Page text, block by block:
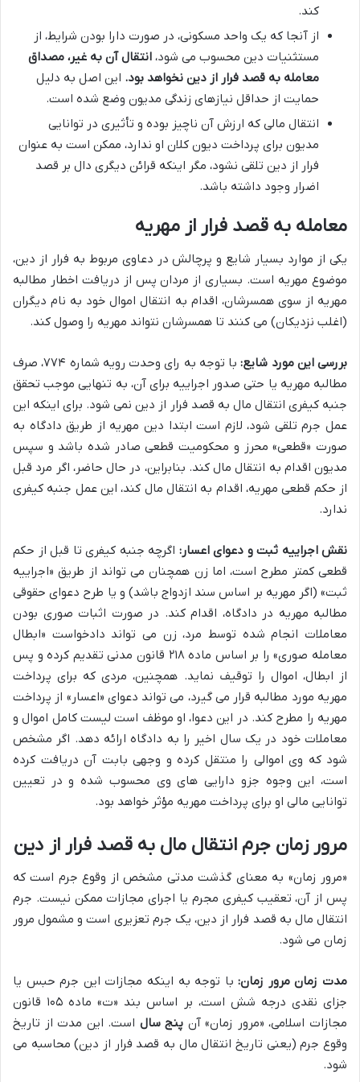
کند.
از آنجا که یک واحد مسکونی، در صورت دارا بودن شرایط، از
مستثنیات دین محسوب می شود، انتقال آن به غیر، مصداق
معامله به قصد فرار از دین نخواهد بود. این اصل به دلیل
حمایت از حداقل نیازهای زندگی مدیون وضع شده است.
انتقال مالی که ارزش آن ناچیز بوده و تأثیری در توانایی
مدیون برای پرداخت دیون کلان او ندارد، ممکن است به عنوان
فرار از دین تلقی نشود، مگر اینکه قرائن دیگری دال بر قصد
اضرار وجود داشته باشد.
معامله به قصد فرار از مهریه
یکی از موارد بسیار شایع و پرچالش در دعاوی مربوط به فرار از دین،
موضوع مهریه است. بسیاری از مردان پس از دریافت اخطار مطالبه
مهریه از سوی همسرشان، اقدام به انتقال اموال خود به نام دیگران
(اغلب نزدیکان) می کنند تا همسرشان نتواند مهریه را وصول کند.
بررسی این مورد شایع:
با توجه به رای وحدت رویه شماره ۷۷۴، صرف
مطالبه مهریه یا حتی صدور اجراییه برای آن، به تنهایی موجب تحقق
جنبه کیفری انتقال مال به قصد فرار از دین نمی شود. برای اینکه این
عمل جرم تلقی شود، لازم است ابتدا دین مهریه از طریق دادگاه به
صورت «قطعی» محرز و محکومیت قطعی صادر شده باشد و سپس
مدیون اقدام به انتقال مال کند. بنابراین، در حال حاضر، اگر مرد قبل
از حکم قطعی مهریه، اقدام به انتقال مال کند، این عمل جنبه کیفری
ندارد.
نقش اجراییه ثبت و دعوای اعسار: اگرچه جنبه کیفری تا قبل از حکم
قطعی کمتر مطرح است، اما زن همچنان می تواند از طریق «اجراییه
ثبت» (اگر مهریه بر اساس سند ازدواج باشد) و یا طرح دعوای حقوقی
مطالبه مهریه در دادگاه، اقدام کند. در صورت اثبات صوری بودن
معاملات انجام شده توسط مرد، زن می تواند دادخواست «ابطال
معامله صوری» را بر اساس ماده ۲۱۸ قانون مدنی تقدیم کرده و پس
از ابطال، اموال را توقیف نماید. همچنین، مردی که برای پرداخت
مهریه مورد مطالبه قرار می گیرد، می تواند دعوای «اعسار» از پرداخت
مهریه را مطرح کند. در این دعوا، او موظف است لیست کامل اموال و
معاملات خود در یک سال اخیر را به دادگاه ارائه دهد. اگر مشخص
شود که وی اموالی را منتقل کرده و وجهی بابت آن دریافت کرده
است، این وجوه جزو دارایی های وی محسوب شده و در تعیین
توانایی مالی او برای پرداخت مهریه مؤثر خواهد بود.
مرور زمان جرم انتقال مال به قصد فرار از دین
«مرور زمان» به معنای گذشت مدتی مشخص از وقوع جرم است که
پس از آن، تعقیب کیفری مجرم یا اجرای مجازات ممکن نیست. جرم
انتقال مال به قصد فرار از دین، یک جرم تعزیری است و مشمول مرور
زمان می شود.
مدت زمان مرور زمان:با توجه به اینکه مجازات این جرم حبس یا
جزای نقدی درجه شش است، بر اساس بند «ت» ماده ۱۰۵ قانون
مجازات اسلامی، «مرور زمان» آن پنج سال است. این مدت از تاریخ
وقوع جرم (یعنی تاریخ انتقال مال به قصد فرار از دین) محاسبه می
شود.